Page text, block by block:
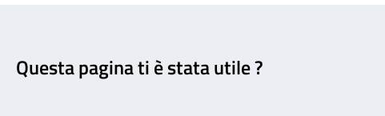
Questa pagina ti è stata utile ?